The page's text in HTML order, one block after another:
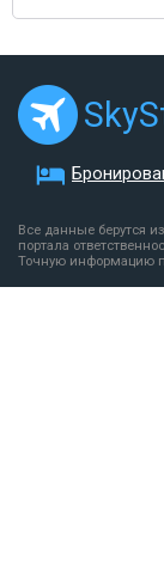
Все данные берутся
портала
Точную информацию